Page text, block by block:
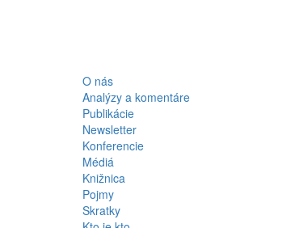
O nás
Analýzy a komentáre
Publikácie
Newsletter
Konferencie
Médiá
Knižnica
Pojmy
Skratky